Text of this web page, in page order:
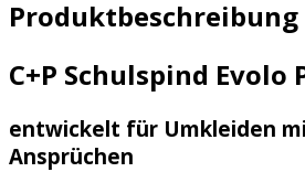
Produktbeschreibung
C+P Schulspind Evolo
entwickelt für Umkleiden
Ansprüchen